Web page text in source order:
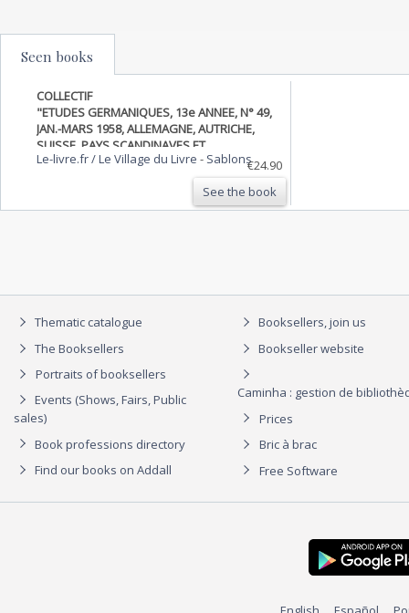
Seen books
COLLECTIF
"ETUDES GERMANIQUES, 13e ANNEE, N° 49,
JAN.-MARS 1958, ALLEMAGNE, AUTRICHE,
SUISSE, PAYS SCANDINAVES ET
NEERLANDAIS (Sommaire: Goethe,
Rousseau et "" Faust "", par Maurice
Bémol. Théodore Fontane et la Révolution
de 1848…
Le-livre.fr / Le Village du Livre - Sablons€24.90
See the book
Thematic catalogue
The Booksellers
Portraits of booksellers
Events (Shows, Fairs, Public
sales)
Book professions directory
Find our books on Addall
Booksellers, join us
Bookseller website
Caminha : gestion de
Prices
Bric à brac
Free Software